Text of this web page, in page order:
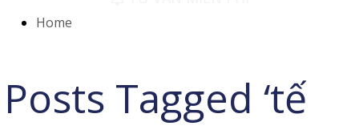
Home
Posts Tagged ‘tế